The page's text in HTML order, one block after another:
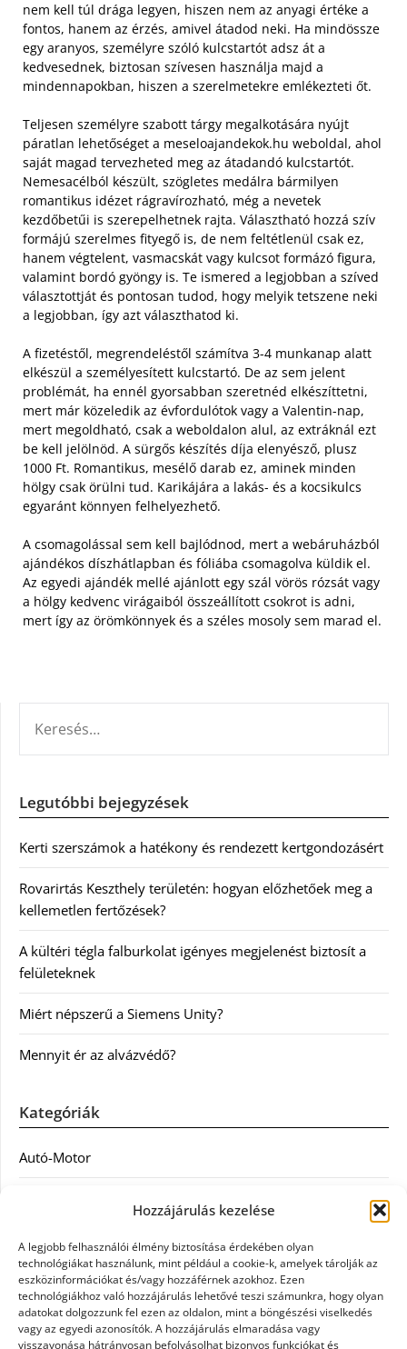
Hozzájárulás kezelése
A legjobb felhasználói élmény biztosítása érdekében olyan
technológiákat használunk, mint például a cookie-k, amelyek tárolják az
eszközinformációkat és/vagy hozzáférnek azokhoz. Ezen
technológiákhoz való hozzájárulás lehetővé teszi számunkra, hogy olyan
adatokat dolgozzunk fel ezen az oldalon, mint a böngészési viselkedés
vagy az egyedi azonosítók. A hozzájárulás elmaradása vagy
visszavonása hátrányosan befolyásolhat bizonyos funkciókat és
nem kell túl drága legyen, hiszen nem az anyagi értéke a
fontos, hanem az érzés, amivel átadod neki. Ha mindössze
egy aranyos, személyre szóló kulcstartót adsz át a
kedvesednek, biztosan szívesen használja majd a
mindennapokban, hiszen a szerelmetekre emlékezteti őt.
Teljesen személyre szabott tárgy megalkotására nyújt
páratlan lehetőséget a meseloajandekok.hu weboldal, ahol
saját magad tervezheted meg az átadandó kulcstartót.
Nemesacélból készült, szögletes medálra bármilyen
romantikus idézet rágravírozható, még a nevetek
kezdőbetűi is szerepelhetnek rajta. Választható hozzá szív
formájú szerelmes fityegő is, de nem feltétlenül csak ez,
hanem végtelent, vasmacskát vagy kulcsot formázó figura,
valamint bordó gyöngy is. Te ismered a legjobban a szíved
választottját és pontosan tudod, hogy melyik tetszene neki
a legjobban, így azt választhatod ki.
A fizetéstől, megrendeléstől számítva 3-4 munkanap alatt
elkészül a személyesített kulcstartó. De az sem jelent
problémát, ha ennél gyorsabban szeretnéd elkészíttetni,
mert már közeledik az évfordulótok vagy a Valentin-nap,
mert megoldható, csak a weboldalon alul, az extráknál ezt
be kell jelölnöd. A sürgős készítés díja elenyésző, plusz
1000 Ft. Romantikus, mesélő darab ez, aminek minden
hölgy csak örülni tud. Karikájára a lakás- és a kocsikulcs
egyaránt könnyen felhelyezhető.
A csomagolással sem kell bajlódnod, mert a webáruházból
ajándékos díszhátlapban és fóliába csomagolva küldik el.
Az egyedi ajándék mellé ajánlott egy szál vörös rózsát vagy
a hölgy kedvenc virágaiból összeállított csokrot is adni,
mert így az örömkönnyek és a széles mosoly sem marad el.
Legutóbbi bejegyzések
Kerti szerszámok a hatékony és rendezett kertgondozásért
Rovarirtás Keszthely területén: hogyan előzhetőek meg a
kellemetlen fertőzések?
A kültéri tégla falburkolat igényes megjelenést biztosít a
felületeknek
Miért népszerű a Siemens Unity?
Mennyit ér az alvázvédő?
Kategóriák
Autó-Motor
Egészség
Egyéb
Étel